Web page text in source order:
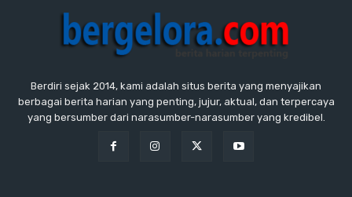
Berdiri sejak 2014, kami adalah situs berita yang menyajikan
berbagai berita harian yang penting, jujur, aktual, dan terpercaya
yang bersumber dari narasumber-narasumber yang kredibel.